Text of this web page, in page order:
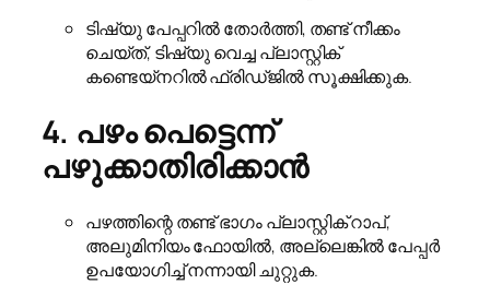
ടിഷ്യു പേപ്പറിൽ തോർത്തി, തണ്ട് നീക്കം
ചെയ്ത്, ടിഷ്യു വെച്ച പ്ലാസ്റ്റിക്
കണ്ടെയ്നറിൽ ഫ്രിഡ്ജിൽ സൂക്ഷിക്കുക.
4. പഴം പെട്ടെന്ന്
പഴുക്കാതിരിക്കാൻ
പഴത്തിന്റെ തണ്ട് ഭാഗം പ്ലാസ്റ്റിക് റാപ്,
അലുമിനിയം ഫോയിൽ, അല്ലെങ്കിൽ പേപ്പർ
ഉപയോഗിച്ച് നന്നായി ചുറ്റുക.